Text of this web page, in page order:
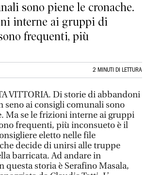
sono piene le cronache.
interne ai gruppi di
frequenti, più
2 MINUTI DI LETTURA
VITTORIA. Di storie di abbandoni
seno ai consigli comunali sono
Ma se le frizioni interne ai gruppi
frequenti, più inconsueto è il
eletto nelle file
decide di unirsi alle truppe
barricata. Ad andare in
questa storia è Serafino Masala,